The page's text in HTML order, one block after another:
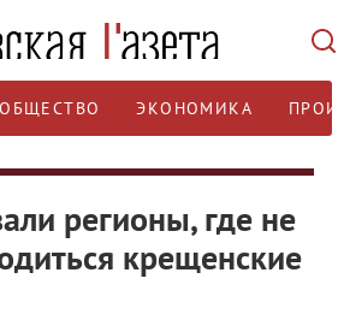
ОБЩЕСТВО ЭКОНОМИКА
регионы, где не
крещенские